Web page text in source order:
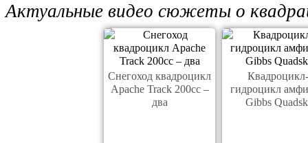
Актуальные видео сюжеты о
Снегоход квадроцикл
Apache Track 200cc –
два
Квадроцикл-
гидроцикл
Gibbs